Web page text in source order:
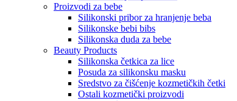
Proizvodi za bebe
Silikonski pribor za hranjenje beba
Silikonske bebi bibs
Silikonska duda za bebe
Beauty Products
Silikonska četkica za lice
Posuda za silikonsku masku
Sredstvo za čišćenje kozmetičkih četki
Ostali kozmetički proizvodi